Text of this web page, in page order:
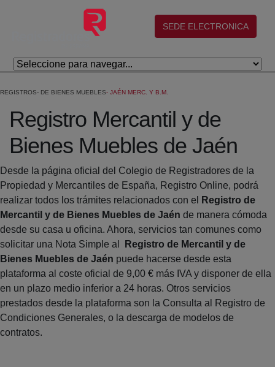
Salta al contingut principal
(abre en nueva ventana)
SEDE ELECTRONICA
REGISTROS DE BIENES MUEBLES JAÉN MERC. Y B.M.
Registro Mercantil y de
Bienes Muebles de Jaén
Desde la página oficial del Colegio de Registradores de la
Propiedad y Mercantiles de España, Registro Online, podrá
realizar todos los trámites relacionados con el
Registro de
Mercantil y de Bienes Muebles de Jaén de manera cómoda
desde su casa u oficina. Ahora, servicios tan comunes como
solicitar una Nota Simple al
Registro de Mercantil y de
Bienes Muebles de Jaén puede hacerse desde esta
plataforma al coste oficial de 9,00 € más IVA y disponer de ella
en un plazo medio inferior a 24 horas. Otros servicios
prestados desde la plataforma son la Consulta al Registro de
Condiciones Generales, o la descarga de modelos de
contratos.